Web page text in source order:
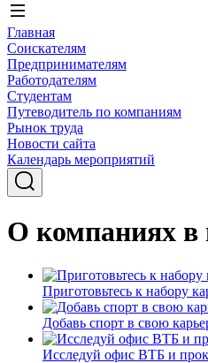
Главная
Соискателям
Предпринимателям
Работодателям
Студентам
Путеводитель по компаниям
Рынок труда
Новости сайта
Календарь мероприятий
О компаниях в
Приготовьтесь к набору
Добавь спорт в свою
Исследуй офис ВТБ и